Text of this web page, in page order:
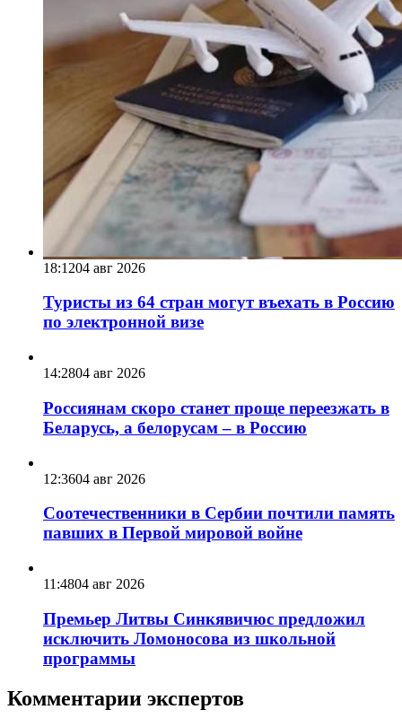
18:1204 авг 2026
Туристы из 64 стран могут въехать в Россию
по электронной визе
14:2804 авг 2026
Россиянам скоро станет проще переезжать в
Беларусь, а белорусам – в Россию
12:3604 авг 2026
Соотечественники в Сербии почтили память
павших в Первой мировой войне
11:4804 авг 2026
Премьер Литвы Синкявичюс предложил
исключить Ломоносова из школьной
программы
Комментарии экспертов